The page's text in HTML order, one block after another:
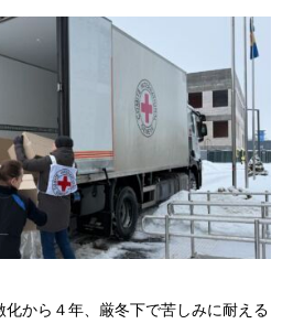
から４年、厳冬下で苦しみに耐える